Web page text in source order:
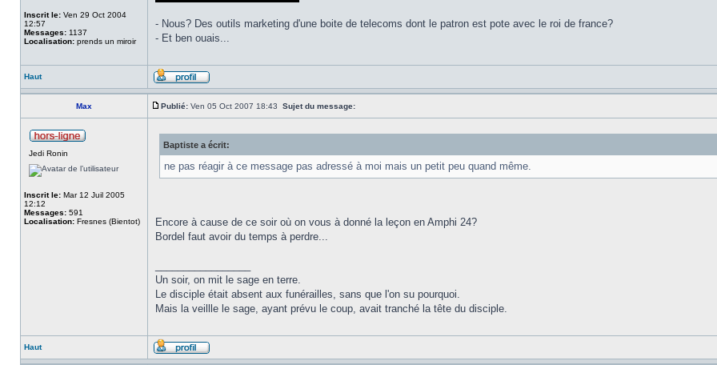
Inscrit le: Ven 29 Oct 2004
12:57
Messages: 1137
Localisation: prends un miroir
- Nous? Des outils marketing d'une boite de telecoms dont le patron est pote avec le roi de france?
- Et ben ouais...
Haut
Max Publié: Ven 05 Oct 2007 18:43 Sujet du message:
Jedi Ronin
Inscrit le: Mar 12 Juil 2005
12:12
Messages: 591
Localisation: Fresnes (Bientot)
Baptiste a écrit:
ne pas réagir à ce message pas adressé à moi mais un petit peu quand même.
Encore à cause de ce soir où on vous à donné la leçon en Amphi 24?
Bordel faut avoir du temps à perdre...
Un soir, on mit le sage en terre.
Le disciple était absent aux funérailles, sans que l'on su pourquoi.
Mais la veillle le sage, ayant prévu le coup, avait tranché la tête du disciple.
Haut